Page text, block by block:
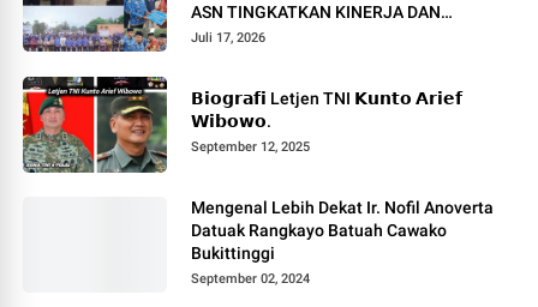
ASN TINGKATKAN KINERJA DAN
PELAYANAN MASYARAKAT.
Juli 17, 2026
𝗕𝗶𝗼𝗴𝗿𝗮𝗳𝗶 Letjen TNI 𝗞𝘂𝗻𝘁𝗼 𝗔𝗿𝗶𝗲𝗳
𝗪𝗶𝗯𝗼𝘄𝗼.
September 12, 2025
Mengenal Lebih Dekat Ir. Nofil Anoverta
Datuak Rangkayo Batuah Cawako
Bukittinggi
September 02, 2024